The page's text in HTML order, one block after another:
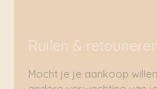
Ruilen & retouneren
Mocht je je aankoop